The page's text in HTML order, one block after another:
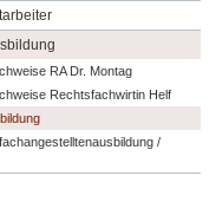
RA Dr. Montag
Rechtsfachwirtin Helf
/